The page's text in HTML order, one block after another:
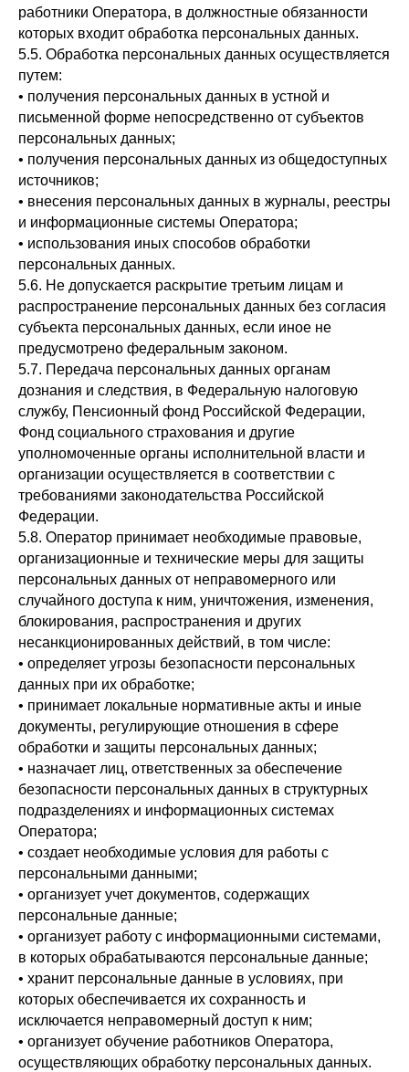
работники Оператора, в должностные обязанности
которых входит обработка персональных данных.
5.5. Обработка персональных данных осуществляется
путем:
• получения персональных данных в устной и
письменной форме непосредственно от субъектов
персональных данных;
• получения персональных данных из общедоступных
источников;
• внесения персональных данных в журналы, реестры
и информационные системы Оператора;
• использования иных способов обработки
персональных данных.
5.6. Не допускается раскрытие третьим лицам и
распространение персональных данных без согласия
субъекта персональных данных, если иное не
предусмотрено федеральным законом.
5.7. Передача персональных данных органам
дознания и следствия, в Федеральную налоговую
службу, Пенсионный фонд Российской Федерации,
Фонд социального страхования и другие
уполномоченные органы исполнительной власти и
организации осуществляется в соответствии с
требованиями законодательства Российской
Федерации.
5.8. Оператор принимает необходимые правовые,
организационные и технические меры для защиты
персональных данных от неправомерного или
случайного доступа к ним, уничтожения, изменения,
блокирования, распространения и других
несанкционированных действий, в том числе:
• определяет угрозы безопасности персональных
данных при их обработке;
• принимает локальные нормативные акты и иные
документы, регулирующие отношения в сфере
обработки и защиты персональных данных;
• назначает лиц, ответственных за обеспечение
безопасности персональных данных в структурных
подразделениях и информационных системах
Оператора;
• создает необходимые условия для работы с
персональными данными;
• организует учет документов, содержащих
персональные данные;
• организует работу с информационными системами,
в которых обрабатываются персональные данные;
• хранит персональные данные в условиях, при
которых обеспечивается их сохранность и
исключается неправомерный доступ к ним;
• организует обучение работников Оператора,
осуществляющих обработку персональных данных.